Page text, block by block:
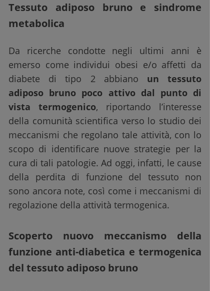
Tessuto adiposo bruno e sindrome
metabolica
Da ricerche condotte negli ultimi anni è
emerso come individui obesi e/o affetti da
diabete di tipo 2 abbiano un tessuto
adiposo bruno poco attivo dal punto di
vista termogenico, riportando l’interesse
della comunità scientifica verso lo studio dei
meccanismi che regolano tale attività, con lo
scopo di identificare nuove strategie per la
cura di tali patologie. Ad oggi, infatti, le cause
della perdita di funzione del tessuto non
sono ancora note, così come i meccanismi di
regolazione della attività termogenica.
Scoperto nuovo meccanismo della
funzione anti-diabetica e termogenica
del tessuto adiposo bruno